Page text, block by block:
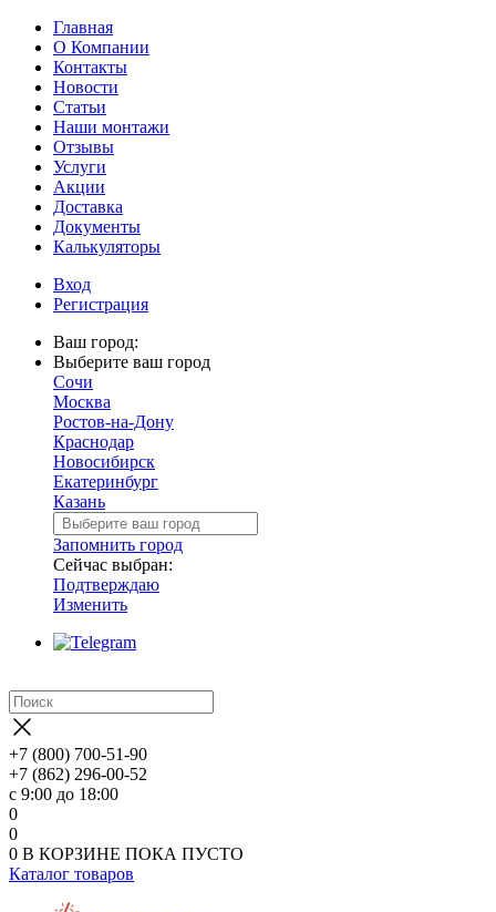
Главная
О Компании
Контакты
Новости
Статьи
Наши монтажи
Отзывы
Услуги
Акции
Доставка
Документы
Калькуляторы
Вход
Регистрация
Ваш город:
Выберите ваш город
Сочи
Москва
Ростов-на-Дону
Краснодар
Новосибирск
Екатеринбург
Казань
Запомнить город
Сейчас выбран:
Подтверждаю
Изменить
+7 (800) 700-51-90
+7 (862) 296-00-52
с 9:00 до 18:00
0
0
0 В КОРЗИНЕ ПОКА ПУСТО
Каталог товаров